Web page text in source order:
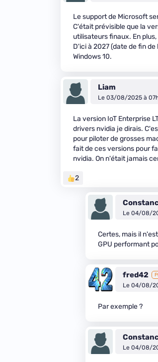
Le support de Microsoft
C'était prévisible que la
utilisateurs finaux. En
D'ici à 2027 (date de fin
Windows 10.
Liam
Le 03/08/2025 à
La version IoT Enterprise
drivers nvidia je dirais.
pour piloter de grosses
fait de ces versions pour
nvidia. On n'était jamais
2
Le 04/08/
Certes, mais il
GPU performant
fred42
Le 04/08/
Par exemple ?
Le 04/08/